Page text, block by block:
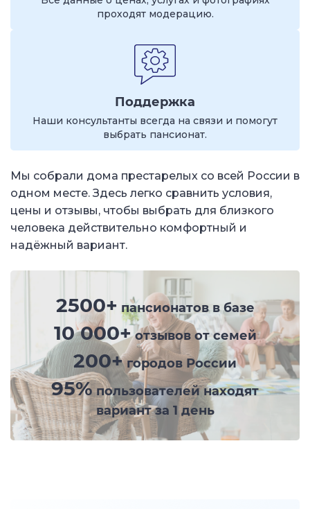
проходят модерацию.
Поддержка
Наши консультанты всегда на связи и помогут
выбрать пансионат.
Мы собрали дома престарелых со всей России в
одном месте. Здесь легко сравнить условия,
цены и отзывы, чтобы выбрать для близкого
человека действительно комфортный и
надёжный вариант.
2500+ пансионатов в базе
10 000+отзывов от семей
200+городов России
95%пользователей находят
вариант за 1 день